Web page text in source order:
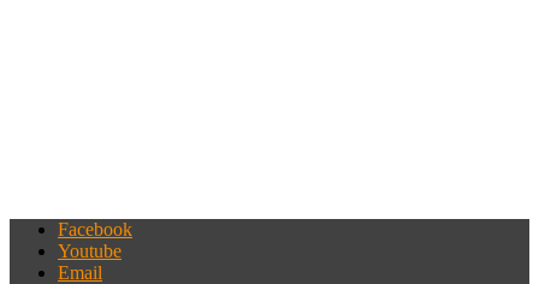
Facebook
Youtube
Email